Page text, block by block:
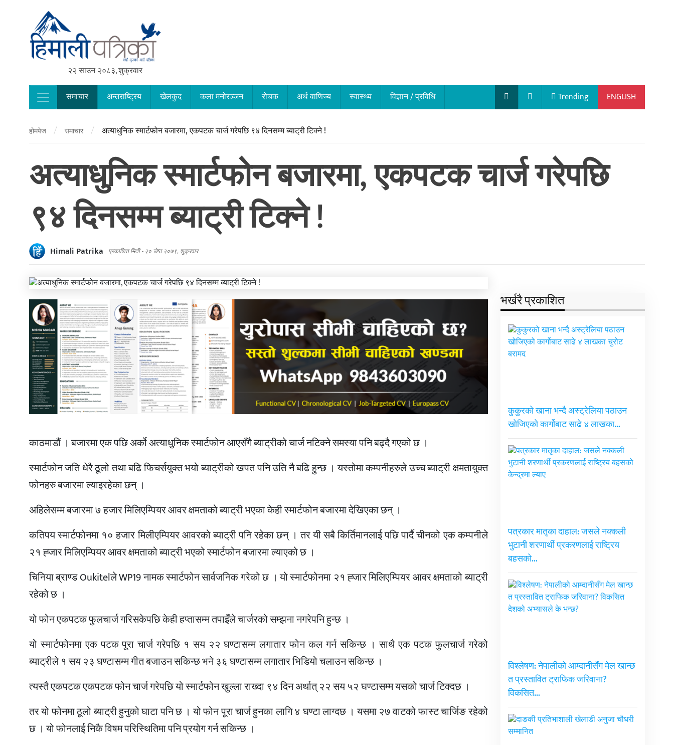
२२ साउन २०८३, शुक्रवार
Main Navigation
समाचार अन्तराष्ट्रिय खेलकुद कला मनोरञ्जन रोचक अर्थ वाणिज्य स्वास्थ्य विज्ञान / प्रविधि Trending ENGLISH
होमपेज / समाचार / अत्याधुनिक स्मार्टफोन बजारमा, एकपटक चार्ज गरेपछि ९४ दिनसम्म ब्याट्री टिक्ने !
अत्याधुनिक स्मार्टफोन बजारमा, एकपटक चार्ज गरेपछि
९४ दिनसम्म ब्याट्री टिक्ने !
Himali Patrika प्रकाशित मिती - २० जेष्ठ २०७९, शुक्रवार
काठमाडौं । बजारमा एक पछि अर्को अत्याधुनिक स्मार्टफोन आएसँगै ब्याट्रीको चार्ज नटिक्ने समस्या पनि बढ्दै गएको छ ।
स्मार्टफोन जति धेरै ठूलो तथा बढि फिचर्सयुक्त भयो ब्याट्रीको खपत पनि उति नै बढि हुन्छ । यस्तोमा कम्पनीहरुले उच्च ब्याट्री क्षमतायुक्त
फोनहरु बजारमा ल्याइरहेका छन् ।
अहिलेसम्म बजारमा ७ हजार मिलिएम्पियर आवर क्षमताको ब्याट्री भएका केही स्मार्टफोन बजारमा देखिएका छन् ।
कतिपय स्मार्टफोनमा १० हजार मिलीएम्पियर आवरको ब्याट्री पनि रहेका छन् । तर यी सबै किर्तिमानलाई पछि पार्दै चीनको एक कम्पनीले
२१ ह्जार मिलिएम्पियर आवर क्षमताको ब्याट्री भएको स्मार्टफोन बजारमा ल्याएको छ ।
चिनिया ब्राण्ड Oukitelले WP19 नामक स्मार्टफोन सार्वजनिक गरेको छ । यो स्मार्टफोनमा २१ ह्जार मिलिएम्पियर आवर क्षमताको ब्याट्री
रहेको छ ।
यो फोन एकपटक फुलचार्ज गरिसकेपछि केही हप्तासम्म तपाइँले चार्जरको सम्झना नगरेपनि हुन्छ ।
यो स्मार्टफोनमा एक पटक पूरा चार्ज गरेपछि १ सय २२ घण्टासम्म लगातार फोन कल गर्न सकिन्छ । साथै एक पटक फुलचार्ज गरेको
ब्याट्रीले १ सय २३ घण्टासम्म गीत बजाउन सकिन्छ भने ३६ घण्टासम्म लगातार भिडियो चलाउन सकिन्छ ।
त्यस्तै एकपटक एकपटक फोन चार्ज गरेपछि यो स्मार्टफोन खुल्ला राख्दा ९४ दिन अर्थात् २२ सय ५२ घण्टासम्म यसको चार्ज टिक्दछ ।
तर यो फोनमा ठूलो ब्याट्री हुनुको घाटा पनि छ । यो फोन पूरा चार्ज हुनका लागि ४ घण्टा लाग्दछ । यसमा २७ वाटको फास्ट चार्जिङ रहेको
छ । यो फोनलाई निकै विषम परिस्थितिमा पनि प्रयोग गर्न सकिन्छ ।
भर्खरै प्रकाशित
कुकुरको खाना भन्दै अस्ट्रेलिया पठाउन
खोजिएको कार्गोबाट साढे ४ लाखका…
पत्रकार मातृका दाहाल: जसले नक्कली
भुटानी शरणार्थी प्रकरणलाई राष्ट्रिय
बहसको…
विश्लेषण: नेपालीको आम्दानीसँग मेल खान्छ
त प्रस्तावित ट्राफिक जरिवाना?
विकसित…